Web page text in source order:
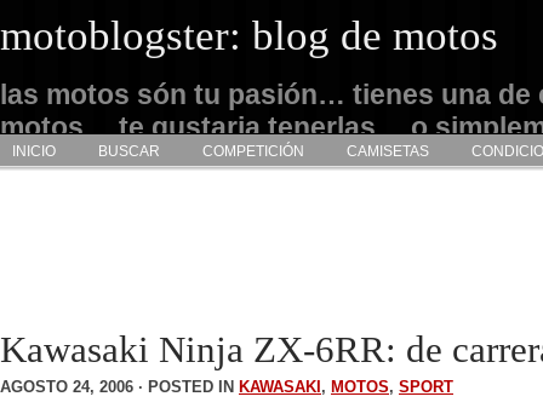
motoblogster: blog de motos
las motos són tu pasión… tienes una de
motos… te gustaria tenerlas… o
admirarlas… este es tu sitio
INICIO BUSCAR COMPETICIÓN CAMISETAS
Kawasaki Ninja ZX-6RR: de
AGOSTO 24, 2006 · POSTED IN KAWASAKI , MOTOS, SPORT